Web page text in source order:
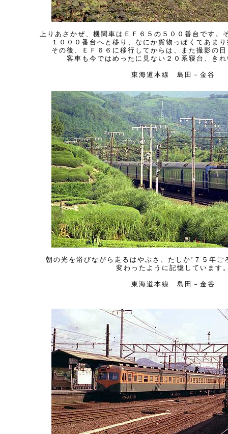
上りあさかぜ、機関車はＥＦ６５の５００番台です。
１０００番台へと移り、なにか貨物っぽくてあま
その後、ＥＦ６６に移行してからは、また撮影の
客車も今ではめったに見ない２０系寝台、き
東海道本線 島田－金谷
朝の光を浴びながら走るはやぶさ、たしか’７５年ご
変わったように記憶しています
東海道本線 島田－金谷